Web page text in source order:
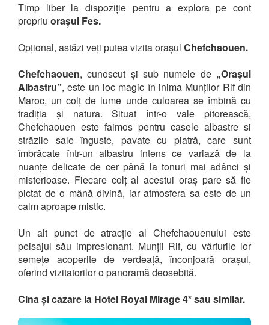
Timp liber la dispoziție pentru a explora pe cont
propriu orașul Fes.
Opțional, astăzi veți putea vizita orașul Chefchaouen.
Chefchaouen, cunoscut și sub numele de „Orașul
Albastru”, este un loc magic în inima Munților Rif din
Maroc, un colț de lume unde culoarea se îmbină cu
tradiția și natura. Situat într-o vale pitorească,
Chefchaouen este faimos pentru casele albastre si
străzile sale înguste, pavate cu piatră, care sunt
îmbrăcate într-un albastru intens ce variază de la
nuanțe delicate de cer până la tonuri mai adânci și
misterioase. Fiecare colț al acestui oraș pare să fie
pictat de o mână divină, iar atmosfera sa este de un
calm aproape mistic.
Un alt punct de atracție al Chefchaouenului este
peisajul său impresionant. Munții Rif, cu vârfurile lor
semețe acoperite de verdeață, înconjoară orașul,
oferind vizitatorilor o panoramă deosebită.
Cina și cazare la Hotel Royal Mirage 4* sau similar.